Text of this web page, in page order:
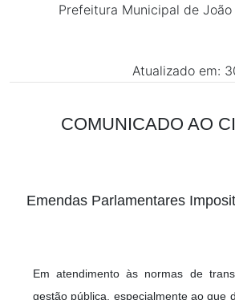
Prefeitura Municipal de
Atualizado em:
COMUNICADO AO
Emendas Parlamentares
Em atendimento às normas de
gestão pública, especialmente ao que